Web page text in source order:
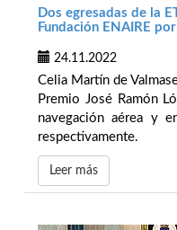
Dos egresadas de la
Fundación ENAIRE
24.11.2022
Celia Martín de
Premio José Ramón
navegación aérea y
respectivamente.
Leer más